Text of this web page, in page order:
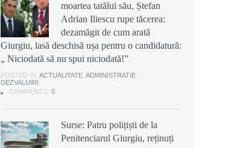
moartea tatălui său, Ștefan
Adrian Iliescu rupe tăcerea:
dezamăgit de cum arată
Giurgiu, lasă deschisă ușa pentru o candidatură:
„ Niciodată să nu spui niciodată!”
POSTED IN: ACTUALITATE ADMINISTRATIE
DEZVALUIRI
COMMENTS: 0
Surse: Patru polițiști de la
Penitenciarul Giurgiu, reținuți